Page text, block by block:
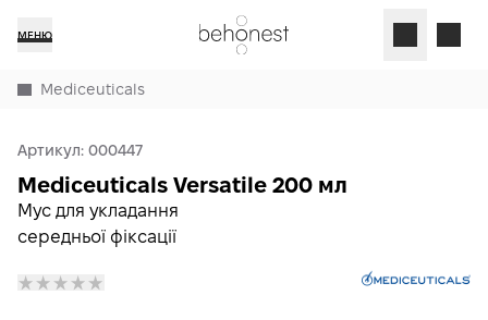
МЕНЮ
Mediceuticals
Артикул: 000447
Мус для укладання
середньої фіксації
Mediceuticals Versatile 200 мл